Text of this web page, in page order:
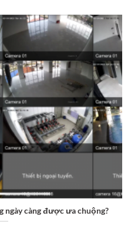
ngày càng được ưa chuộng?